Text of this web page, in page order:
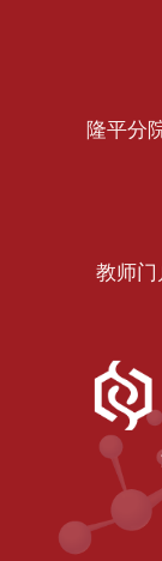
隆平分
教师门